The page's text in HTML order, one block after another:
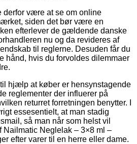
derfor være at se om online
siden det bør være en
efterlever de gældende danske
nu og da revideres af
til reglerne. Desuden får du
hånd, hvis du forvoldes dilemmaer
hjælp at køber er hensynstagende
reglementer der influerer på
returret forretningen benytter. I
essesentielt, at man stadig
så man når som helst vil
Nailmatic Neglelak – 3×8 ml –
efter varer til en herre eller dame.